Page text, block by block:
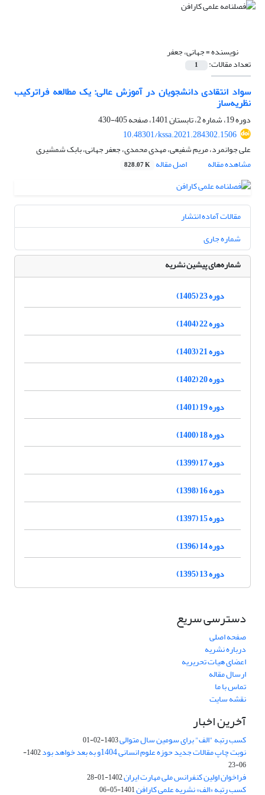
نویسنده =جهانی، جعفر
تعداد مقالات: 1
سواد انتقادی دانشجویان در آموزش عالی: یک مطالعه فراترکیب
نظریه‌ساز
دوره 19، شماره 2، تابستان 1401، صفحه
405-430
10.48301/kssa.2021.284302.1506
علی جوانمرد، مریم شفیعی، مهدی محمدی، جعفر جهانی، بابک شمشیری
مشاهده مقاله
اصل مقاله 828.07 K
مقالات آماده انتشار
شماره جاری
شماره‌های پیشین نشریه
دوره 23 (1405)
دوره 22 (1404)
دوره 21 (1403)
دوره 20 (1402)
دوره 19 (1401)
دوره 18 (1400)
دوره 17 (1399)
دوره 16 (1398)
دوره 15 (1397)
دوره 14 (1396)
دوره 13 (1395)
دسترسی سریع
صفحه اصلی
درباره نشریه
اعضای هیات تحریریه
ارسال مقاله
تماس با ما
نقشه سایت
آخرین اخبار
کسب رتبه "الف" برای سومین سال متوالی1403-02-01
نوبت چاپ مقالات جدید حوزه علوم انسانی 1404و به بعد خواهد بود
1402-
06-23
فراخوان اولین کنفرانس ملی مهارت ایران1402-01-28
کسب رتبه «الف» نشریه علمی کارافن1401-05-06